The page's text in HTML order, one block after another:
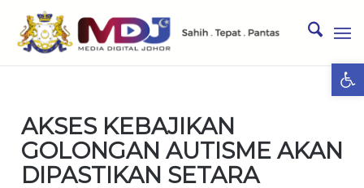
AKSES KEBAJIKAN
GOLONGAN AUTISME AKAN
DIPASTIKAN SETARA